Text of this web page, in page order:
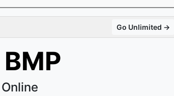
Go Unlimited →